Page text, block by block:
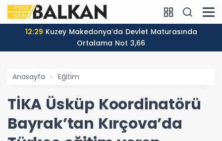
12:29
Ortalama Not 3,66
Anasayfa Eğitim
TİKA Üsküp Koordinatörü
Bayrak’tan Kırçova’da